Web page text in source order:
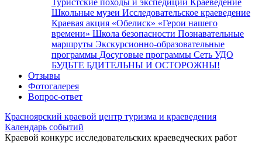
Туристские походы и экспедиции Краеведение
Школьные музеи Исследовательское краеведение
Краевая акция «Обелиск» «Герои нашего
времени» Школа безопасности Познавательные
маршруты Экскурсионно-образовательные
программы Досуговые программы Сеть УДО
БУДЬТЕ БДИТЕЛЬНЫ И ОСТОРОЖНЫ!
Отзывы
Фотогалерея
Вопрос-ответ
Красноярский краевой центр туризма и краеведения
Календарь событий
Краевой конкурс исследовательских краеведческих работ